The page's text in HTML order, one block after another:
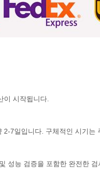
이 시작됩니다.
7일입니다. 구체적인 시기는
성능 검증을 포함한 완전한